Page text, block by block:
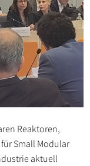
Reaktoren,
Small Modular
aktuell